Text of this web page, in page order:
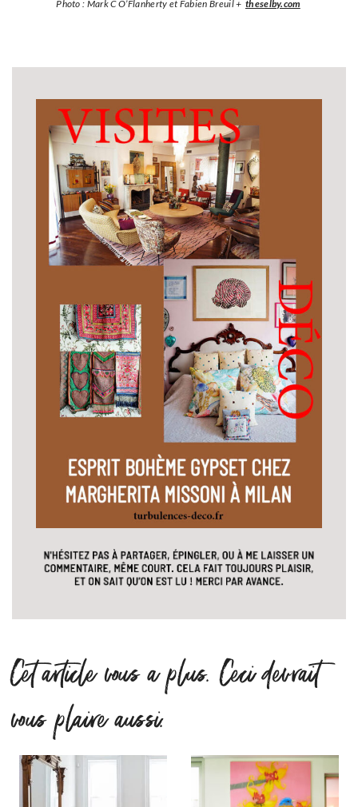
Photo : Mark C O’Flanherty et Fabien Breuil + theselby.com
Cet article vous a plus. Ceci devrait
vous plaire aussi.